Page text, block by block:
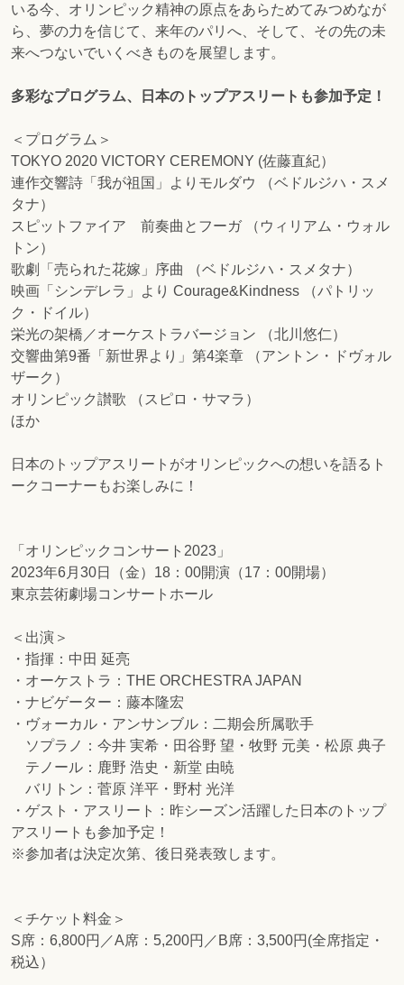
いる今、オリンピック精神の原点をあらためてみつめなが
ら、夢の力を信じて、来年のパリへ、そして、その先の未
来へつないでいくべきものを展望します。
多彩なプログラム、日本のトップアスリートも参加予定！
＜プログラム＞
TOKYO 2020 VICTORY CEREMONY (佐藤直紀）
連作交響詩「我が祖国」よりモルダウ （ベドルジハ・スメ
タナ）
スピットファイア 前奏曲とフーガ （ウィリアム・ウォル
トン）
歌劇「売られた花嫁」序曲 （ベドルジハ・スメタナ）
映画「シンデレラ」より Courage&Kindness （パトリッ
ク・ドイル）
栄光の架橋／オーケストラバージョン （北川悠仁）
交響曲第9番「新世界より」第4楽章 （アントン・ドヴォル
ザーク）
オリンピック讃歌 （スピロ・サマラ）
ほか
日本のトップアスリートがオリンピックへの想いを語るト
ークコーナーもお楽しみに！
「オリンピックコンサート2023」
2023年6月30日（金）18：00開演（17：00開場）
東京芸術劇場コンサートホール
＜出演＞
・指揮：中田 延亮
・オーケストラ：THE ORCHESTRA JAPAN
・ナビゲーター：藤本隆宏
・ヴォーカル・アンサンブル：二期会所属歌手
ソプラノ：今井 実希・田谷野 望・牧野 元美・松原 典子
テノール：鹿野 浩史・新堂 由暁
バリトン：菅原 洋平・野村 光洋
・ゲスト・アスリート：昨シーズン活躍した日本のトップ
アスリートも参加予定！
※参加者は決定次第、後日発表致します。
＜チケット料金＞
S席：6,800円／A席：5,200円／B席：3,500円(全席指定・
税込）